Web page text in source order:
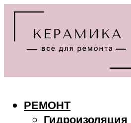
РЕМОНТ
Гидроизоляция